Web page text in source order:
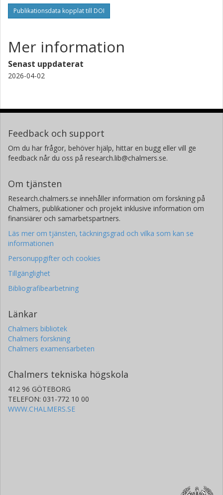
Publikationsdata kopplat till DOI
Mer information
Senast uppdaterat
2026-04-02
Feedback och support
Om du har frågor, behöver hjälp, hittar en bugg eller vill ge
feedback når du oss på research.lib@chalmers.se.
Om tjänsten
Research.chalmers.se innehåller information om forskning på
Chalmers, publikationer och projekt inklusive information om
finansiärer och samarbetspartners.
Läs mer om tjänsten, täckningsgrad och vilka som kan se
informationen
Personuppgifter och cookies
Tillgänglighet
Bibliografibearbetning
Länkar
Chalmers bibliotek
Chalmers forskning
Chalmers examensarbeten
Chalmers tekniska högskola
412 96 GÖTEBORG
TELEFON: 031-772 10 00
WWW.CHALMERS.SE